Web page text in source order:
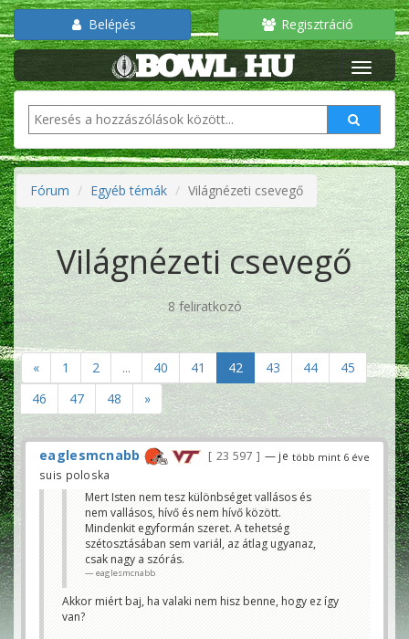
Belépés Regisztráció
Fórum Egyéb témák Világnézeti csevegő
Világnézeti csevegő
8 feliratkozó
« 1 2 ... 40 41 42 43 44
45
46
47 48 »
több mint 6 éve
eaglesmcnabb 23 597
— je
suis poloska
Mert Isten nem tesz különbséget vallásos és
nem vallásos, hívő és nem hívő között.
Mindenkit egyformán szeret. A tehetség
szétosztásában sem variál, az átlag ugyanaz,
csak nagy a szórás.
eaglesmcnabb
Akkor miért baj, ha valaki nem hisz benne, hogy ez így
van?